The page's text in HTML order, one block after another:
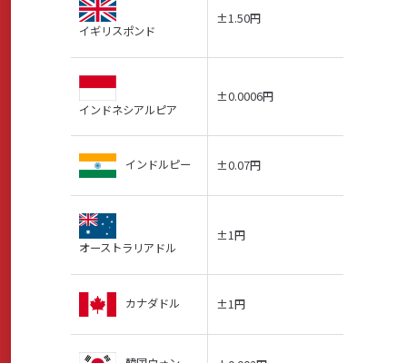
イギリスポンド
±1.50円
インドネシアルピア
±0.0006円
インドルピー ±0.07円
オーストラリアドル
±1円
カナダドル ±1円